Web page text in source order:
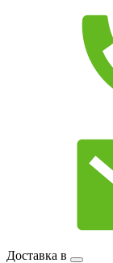
Доставка в